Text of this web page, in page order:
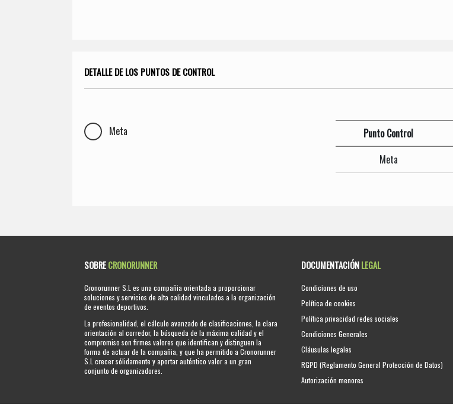
DETALLE DE LOS PUNTOS DE CONTROL
Meta Punto Control
Meta
SOBRECRONORUNNER
Cronorunner S.L es una compañia orientada a proporcionar
soluciones y servicios de alta calidad vinculados a la organización
de eventos deportivos.
La profesionalidad, el cálculo avanzado de clasificaciones, la clara
orientación al corredor, la búsqueda de la máxima calidad y el
compromiso son firmes valores que identifican y distinguen la
forma de actuar de la compañia, y que ha permitido a Cronorunner
S.L crecer sólidamente y aportar auténtico valor a un gran
conjunto de organizadores.
DOCUMENTACIÓNLEGAL
Condiciones de uso
Política de cookies
Política privacidad redes sociales
Condiciones Generales
Cláusulas legales
RGPD (Reglamento General Protección de Datos)
Autorización menores